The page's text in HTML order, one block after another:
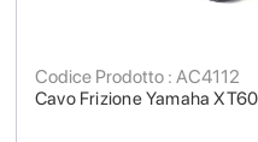
Cavo Frizione Yamaha
Codice Prodotto : AC4112